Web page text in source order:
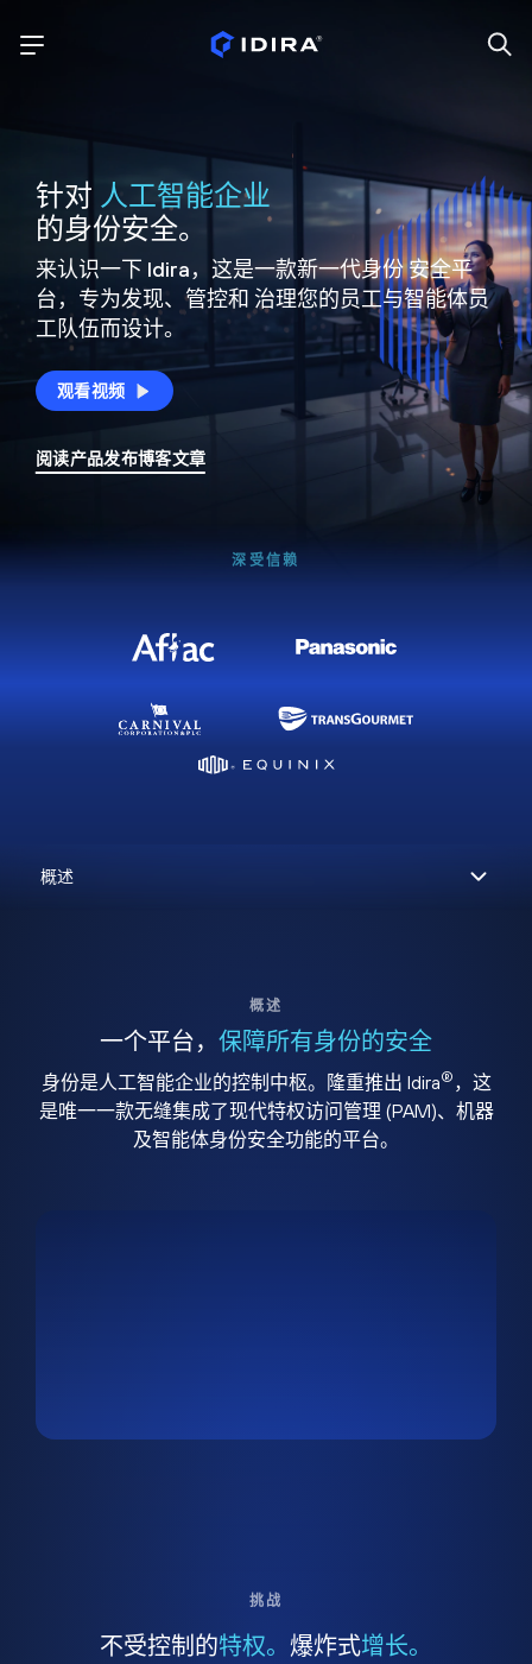
针对 人工智能企业
的身份安全。
来认识一下 Idira，这是一款新一代身份安全平
台，专为发现、管控和 治理您的员工与智能体员
工队伍而设计。
观看视频
阅读产品发布博客文章
深受信赖
概述
一个平台， 保障所有身份的安全
身份是人工智能企业的控制中枢。隆重推出 Idira® ，这
是唯一一款无缝集成了现代特权访问管理 (PAM)、机器
及智能体身份安全功能的平台。
挑战
不受控制的特权。 爆炸式增长。